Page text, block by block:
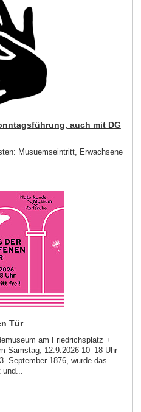
auch mit DG
Musuemseintritt, Erwachsene
Tür
am Friedrichsplatz +
Samstag, 12.9.2026 10–18 Uhr
September 1876, wurde das
und...